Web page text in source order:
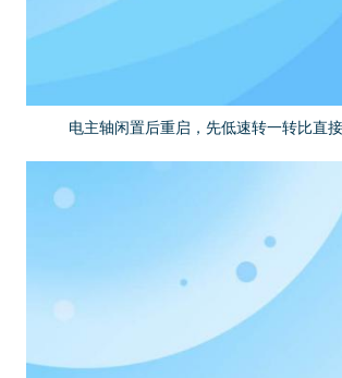
电主轴闲置后重启，先低速转一转比直